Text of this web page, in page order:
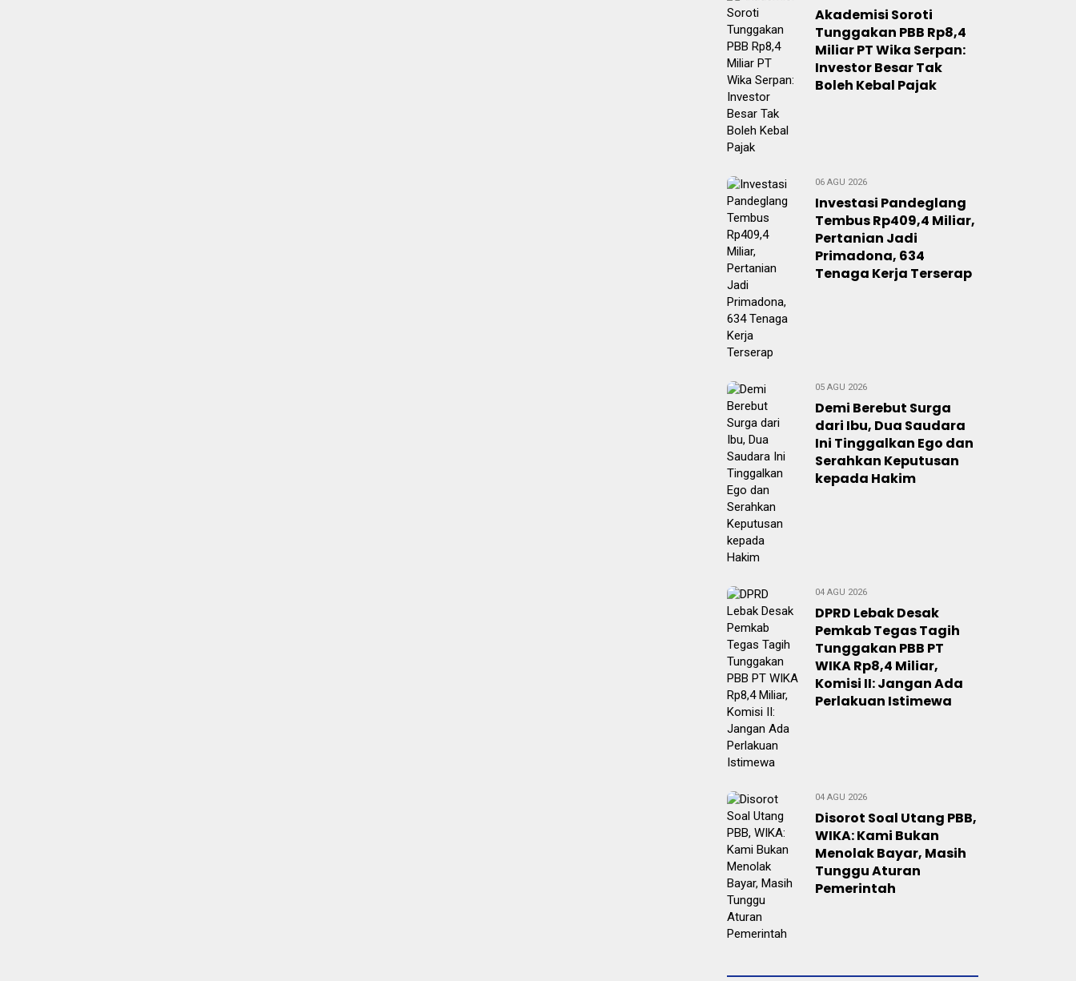
Akademisi Soroti
Tunggakan PBB Rp8,4
Miliar PT Wika Serpan:
Investor Besar Tak
Boleh Kebal Pajak
06 AGU 2026
Investasi Pandeglang
Tembus Rp409,4 Miliar,
Pertanian Jadi
Primadona, 634
Tenaga Kerja Terserap
05 AGU 2026
Demi Berebut Surga
dari Ibu, Dua Saudara
Ini Tinggalkan Ego dan
Serahkan Keputusan
kepada Hakim
04 AGU 2026
DPRD Lebak Desak
Pemkab Tegas Tagih
Tunggakan PBB PT
WIKA Rp8,4 Miliar,
Komisi II: Jangan Ada
Perlakuan Istimewa
04 AGU 2026
Disorot Soal Utang PBB,
WIKA: Kami Bukan
Menolak Bayar, Masih
Tunggu Aturan
Pemerintah